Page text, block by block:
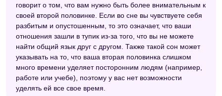
говорит о том, что вам нужно быть более внимательным к
своей второй половинке. Если во сне вы чувствуете себя
разбитым и опустошенным, то это означает, что ваши
отношения зашли в тупик из-за того, что вы не можете
найти общий язык друг с другом. Также такой сон может
указывать на то, что ваша вторая половинка слишком
много времени уделяет посторонним людям (например,
работе или учебе), поэтому у вас нет возможности
уделять ей все свое время.